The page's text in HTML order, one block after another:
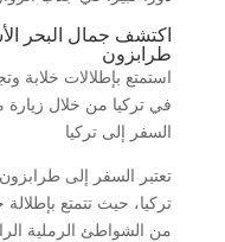
اكتشف جمال البحر
طرابزون
استمتع بإطلالات خلابة
في تركيا من خلال
السفر إلى تركيا
تعتبر السفر إلى
تركيا، حيث تتمتع
من الشواطئ الرملية